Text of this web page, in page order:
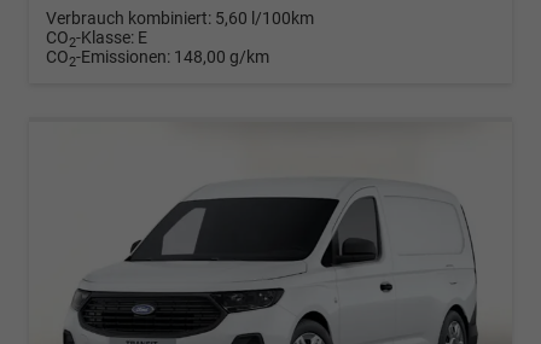
Verbrauch kombiniert: 5,60 l/100km
CO2-Klasse: E
CO2-Emissionen: 148,00 g/km